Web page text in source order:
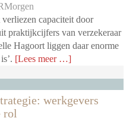
verliezen capaciteit door
praktijkcijfers van verzekeraar
Hagoort liggen daar enorme
[Lees meer …]
werkgevers
rol